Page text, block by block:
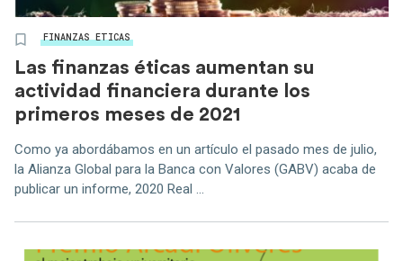
FINANZAS ETICAS
Las finanzas éticas aumentan su
actividad financiera durante los
primeros meses de 2021
Como ya abordábamos en un artículo el pasado mes de julio,
la Alianza Global para la Banca con Valores (GABV) acaba de
publicar un informe, 2020 Real ...